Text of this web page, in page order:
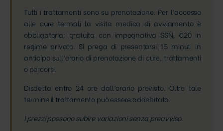
Tutti i trattamenti sono su prenotazione. Per l’accesso
alle cure termali la visita medica di avviamento è
obbligatoria: gratuita con impegnativa SSN, €20 in
regime privato. Si prega di presentarsi 15 minuti in
anticipo sull’orario di prenotazione di cure, trattamenti
o percorsi.
Disdetta entro 24 ore dall’orario previsto. Oltre tale
termine il trattamento può essere addebitato.
I prezzi possono subire variazioni senza preavviso.